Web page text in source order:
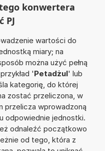
konwertera
PJ
wartości do
miary; na
można użyć pełną
'Petadżul' lub
kategorię, do której
zostać przeliczona, w
przelicza wprowadzoną
odpowiednie jednostki.
odnaleźć początkowo
od tego, która z